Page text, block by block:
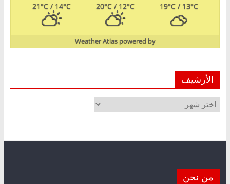
19°C/ 13°C
20°C / 12°C
21°C / 14°C
powered by
Weather Atlas
الأرشيف
الأرشيف
من نحن